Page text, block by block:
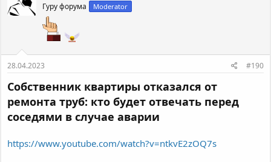
Гуру форума Moderator
28.04.2023 #190
Собственник квартиры отказался от
ремонта труб: кто будет отвечать перед
соседями в случае аварии
https://www.youtube.com/watch?v=ntkvE2zOQ7s